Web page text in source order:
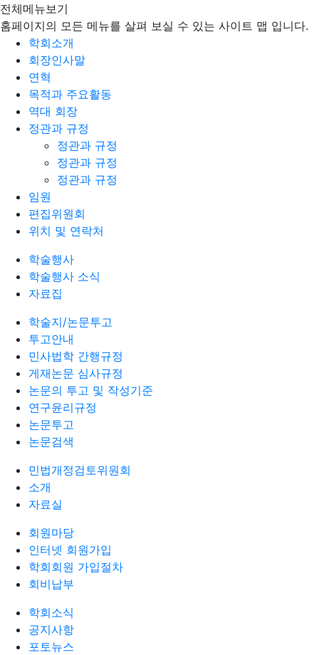
전체메뉴보기
홈페이지의 모든 메뉴를 살펴 보실 수 있는 사이트 맵 입니다.
학회소개
회장인사말
연혁
목적과 주요활동
역대 회장
정관과 규정
정관과 규정
정관과 규정
정관과 규정
임원
편집위원회
위치 및 연락처
학술행사
학술행사 소식
자료집
학술지/논문투고
투고안내
민사법학 간행규정
게재논문 심사규정
논문의 투고 및 작성기준
연구윤리규정
논문투고
논문검색
민법개정검토위원회
소개
자료실
회원마당
인터넷 회원가입
학회회원 가입절차
회비납부
학회소식
공지사항
포토뉴스